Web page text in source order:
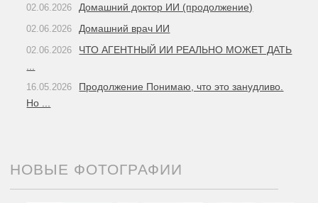
02.06.2026 Домашний доктор ИИ (продолжение)
02.06.2026 Домашний врач ИИ
02.06.2026
ЧТО АГЕНТНЫЙ ИИ РЕАЛЬНО МОЖЕТ ДАТЬ
16.05.2026
Продолжение Понимаю, что это занудливо.
Но ...
НОВЫЕ ФОТОГРАФИИ